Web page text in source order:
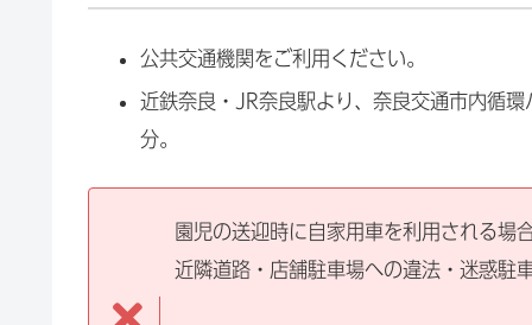
公共交通機関をご利用ください。
近鉄奈良・JR奈良駅より、奈良交通市内循
分。
園児の送迎時に自家用車を利用される場
近隣道路・店舗駐車場への違法・迷惑駐